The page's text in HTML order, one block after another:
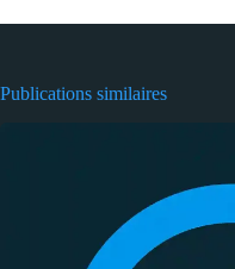
Publications similaires